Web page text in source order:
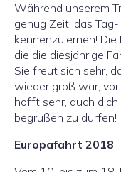
Während unserem
genug Zeit, das
kennenzulernen!
die die diesjährige
Sie freut sich sehr,
wieder groß war,
hofft sehr, auch
begrüßen zu dürfen!
Europafahrt 2018